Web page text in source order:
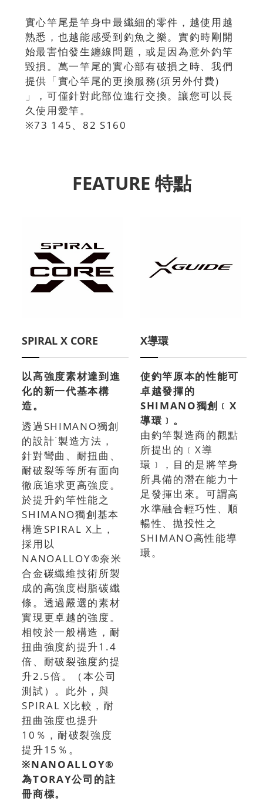
實心竿尾是竿身中最纖細的零件，越使用越
熟悉，也越能感受到釣魚之樂。實釣時剛開
始最害怕發生纏線問題，或是因為意外釣竿
毀損。萬一竿尾的實心部有破損之時、我們
提供「實心竿尾的更換服務(須另外付費)
」，可僅針對此部位進行交換。讓您可以長
久使用愛竿。
※73 145、82 S160
FEATURE 特點
SPIRAL X CORE
以高強度素材達到進
化的新一代基本構
造。
透過SHIMANO獨創
的設計˙製造方法，
針對彎曲、耐扭曲、
耐破裂等等所有面向
徹底追求更高強度。
於提升釣竿性能之
SHIMANO獨創基本
構造SPIRAL X上，
採用以
NANOALLOY®奈米
合金碳纖維技術所製
成的高強度樹脂碳纖
條。透過嚴選的素材
實現更卓越的強度。
相較於一般構造，耐
扭曲強度約提升1.4
倍、耐破裂強度約提
升2.5倍。（本公司
測試）。此外，與
SPIRAL X比較，耐
扭曲強度也提升
10％，耐破裂強度
提升15％。
※NANOALLOY®
為TORAY公司的註
冊商標。
X導環
使釣竿原本的性能可
卓越發揮的
SHIMANO獨創﹝X
導環﹞。
由釣竿製造商的觀點
所提出的﹝X導
環﹞，目的是將竿身
所具備的潛在能力十
足發揮出來。可謂高
水準融合輕巧性、順
暢性、拋投性之
SHIMANO高性能導
環。